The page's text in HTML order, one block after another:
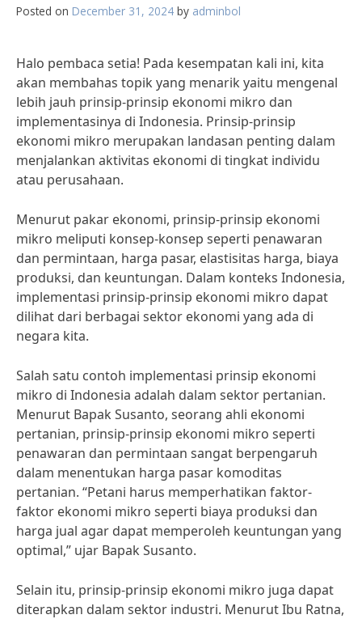
Posted on December 31, 2024 by adminbol
Halo pembaca setia! Pada kesempatan kali ini, kita
akan membahas topik yang menarik yaitu mengenal
lebih jauh prinsip-prinsip ekonomi mikro dan
implementasinya di Indonesia. Prinsip-prinsip
ekonomi mikro merupakan landasan penting dalam
menjalankan aktivitas ekonomi di tingkat individu
atau perusahaan.
Menurut pakar ekonomi, prinsip-prinsip ekonomi
mikro meliputi konsep-konsep seperti penawaran
dan permintaan, harga pasar, elastisitas harga, biaya
produksi, dan keuntungan. Dalam konteks Indonesia,
implementasi prinsip-prinsip ekonomi mikro dapat
dilihat dari berbagai sektor ekonomi yang ada di
negara kita.
Salah satu contoh implementasi prinsip ekonomi
mikro di Indonesia adalah dalam sektor pertanian.
Menurut Bapak Susanto, seorang ahli ekonomi
pertanian, prinsip-prinsip ekonomi mikro seperti
penawaran dan permintaan sangat berpengaruh
dalam menentukan harga pasar komoditas
pertanian. “Petani harus memperhatikan faktor-
faktor ekonomi mikro seperti biaya produksi dan
harga jual agar dapat memperoleh keuntungan yang
optimal,” ujar Bapak Susanto.
Selain itu, prinsip-prinsip ekonomi mikro juga dapat
diterapkan dalam sektor industri. Menurut Ibu Ratna,